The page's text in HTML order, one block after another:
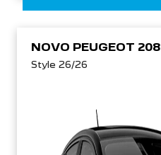
NOVO PEUGEOT 208
Style 26/26